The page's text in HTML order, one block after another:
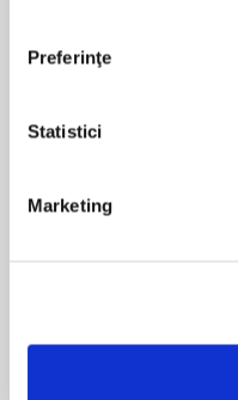
Preferinţe
Statistici
Marketing